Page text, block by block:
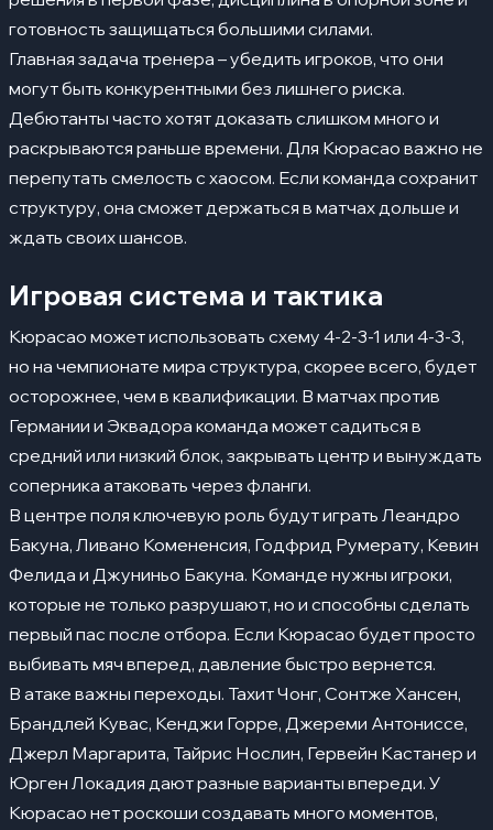
готовность защищаться большими силами.
Главная задача тренера – убедить игроков, что они
могут быть конкурентными без лишнего риска.
Дебютанты часто хотят доказать слишком много и
раскрываются раньше времени. Для Кюрасао важно не
перепутать смелость с хаосом. Если команда сохранит
структуру, она сможет держаться в матчах дольше и
ждать своих шансов.
Игровая система и тактика
Кюрасао может использовать схему 4-2-3-1 или 4-3-3,
но на чемпионате мира структура, скорее всего, будет
осторожнее, чем в квалификации. В матчах против
Германии и Эквадора команда может садиться в
средний или низкий блок, закрывать центр и вынуждать
соперника атаковать через фланги.
В центре поля ключевую роль будут играть Леандро
Бакуна, Ливано Комененсия, Годфрид Румерату, Кевин
Фелида и Джуниньо Бакуна. Команде нужны игроки,
которые не только разрушают, но и способны сделать
первый пас после отбора. Если Кюрасао будет просто
выбивать мяч вперед, давление быстро вернется.
В атаке важны переходы. Тахит Чонг, Сонтже Хансен,
Брандлей Кувас, Кенджи Горре, Джереми Антониссе,
Джерл Маргарита, Тайрис Нослин, Гервейн Кастанер и
Юрген Локадия дают разные варианты впереди. У
Кюрасао нет роскоши создавать много моментов,